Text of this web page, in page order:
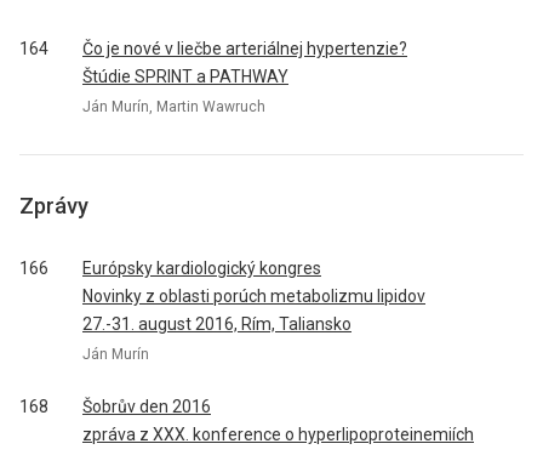
164
Čo je nové v liečbe arteriálnej hypertenzie?
Štúdie SPRINT a PATHWAY
Ján Murín, Martin Wawruch
Zprávy
166
Európsky kardiologický kongres
Novinky z oblasti porúch metabolizmu lipidov
27.-31. august 2016, Rím, Taliansko
Ján Murín
168
Šobrův den 2016
zpráva z XXX. konference o hyperlipoproteinemiích